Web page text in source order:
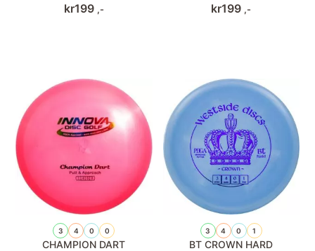
kr199 ,- kr199 ,-
3 4 0 0
CHAMPION DART
3 4 0 1
BT CROWN HARD